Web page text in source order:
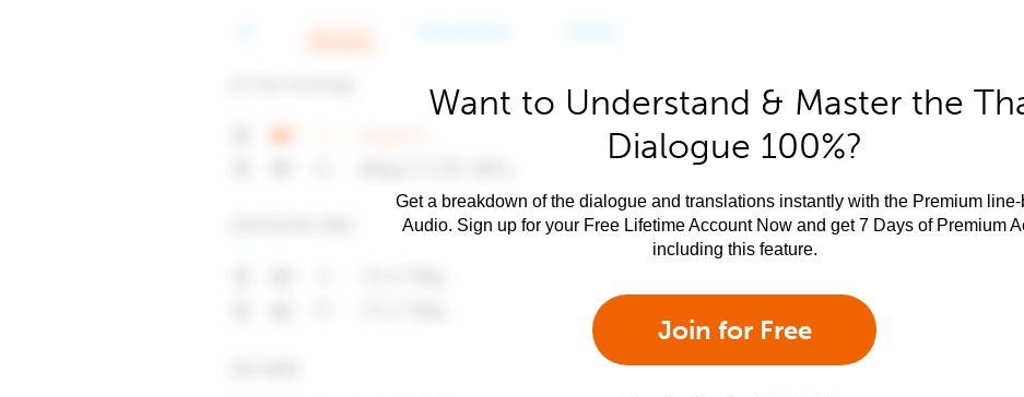
Want to Understand & Master the
Dialogue 100%?
Get a breakdown of the dialogue and translations instantly with the Premium
Audio. Sign up for your Free Lifetime Account Now and get 7 Days of Premium
including this feature.
Join for Free